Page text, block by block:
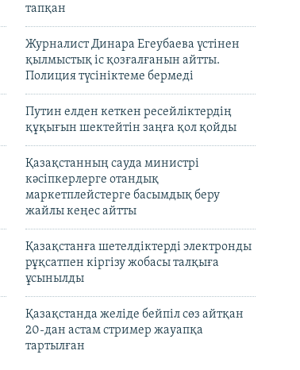
тапқан
Журналист Динара Егеубаева үстінен
қылмыстық іс қозғалғанын айтты.
Полиция түсініктеме бермеді
Путин елден кеткен ресейліктердің
құқығын шектейтін заңға қол қойды
Қазақстанның сауда министрі
кәсіпкерлерге отандық
маркетплейстерге басымдық беру
жайлы кеңес айтты
Қазақстанға шетелдіктерді электронды
рұқсатпен кіргізу жобасы талқыға
ұсынылды
Қазақстанда желіде бейпіл сөз айтқан
20-дан астам стример жауапқа
тартылған